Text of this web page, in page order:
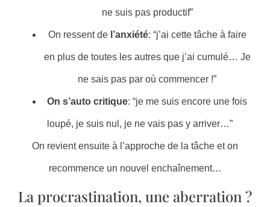
ne suis pas productif”
On ressent del’anxiété: “j’ai cette tâche à faire
en plus de toutes les autres que j’ai cumulé… Je
ne sais pas par où commencer !”
On s’auto critique: “je me suis encore une fois
loupé, je suis nul, je ne vais pas y arriver…”
On revient ensuite à l’approche de la tâche et on
recommence un nouvel enchaînement…
La procrastination, une aberration ?